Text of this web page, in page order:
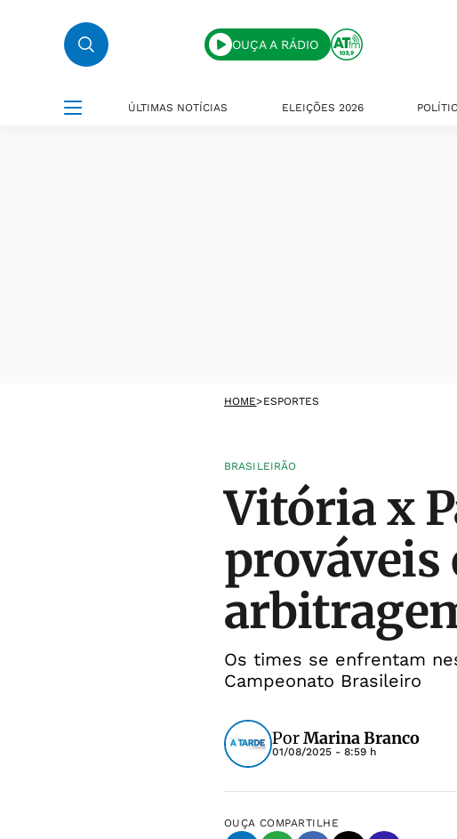
OUÇA A RÁDIO
ÚLTIMAS NOTÍCIAS ELEIÇÕES 2026
HOME>ESPORTES
BRASILEIRÃO
Vitória x
prováveis
Os times se enfrentam
Campeonato Brasileiro
PorMarina Branco
01/08/2025 - 8:59 h
OUÇA COMPARTILHE